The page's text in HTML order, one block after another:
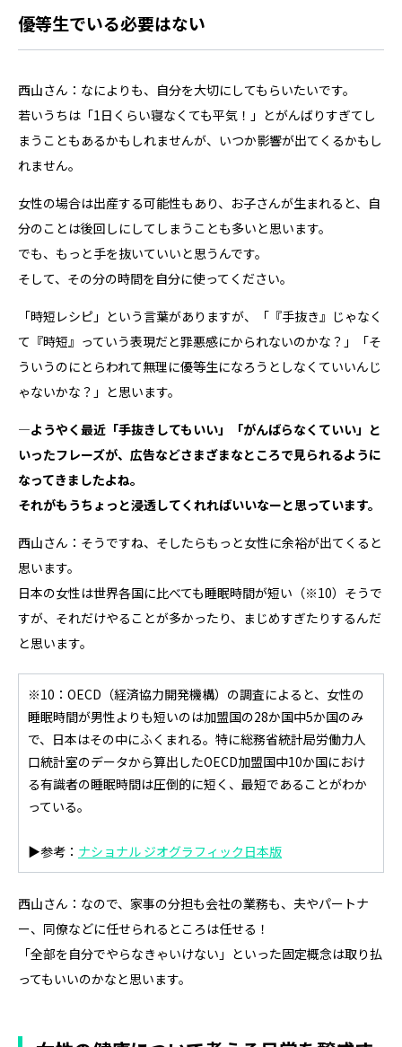
優等生でいる必要はない
西山さん：なによりも、自分を大切にしてもらいたいです。
若いうちは「1日くらい寝なくても平気！」とがんばりすぎてし
まうこともあるかもしれませんが、いつか影響が出てくるかもし
れません。
女性の場合は出産する可能性もあり、お子さんが生まれると、自
分のことは後回しにしてしまうことも多いと思います。
でも、もっと手を抜いていいと思うんです。
そして、その分の時間を自分に使ってください。
「時短レシピ」という言葉がありますが、「『手抜き』じゃなく
て『時短』っていう表現だと罪悪感にかられないのかな？」「そ
ういうのにとらわれて無理に優等生になろうとしなくていいんじ
ゃないかな？」と思います。
―ようやく最近「手抜きしてもいい」「がんばらなくていい」と
いったフレーズが、広告などさまざまなところで見られるように
なってきましたよね。
それがもうちょっと浸透してくれればいいなーと思っています。
西山さん：そうですね、そしたらもっと女性に余裕が出てくると
思います。
日本の女性は世界各国に比べても睡眠時間が短い （※10） そうで
すが、それだけやることが多かったり、まじめすぎたりするんだ
と思います。
※10：OECD（経済協力開発機構）の調査によると、女性の
睡眠時間が男性よりも短いのは加盟国の28か国中5か国のみ
で、日本はその中にふくまれる。特に総務省統計局労働力人
口統計室のデータから算出したOECD加盟国中10か国におけ
る有識者の睡眠時間は圧倒的に短く、最短であることがわか
っている。
▶参考： ナショナル ジオグラフィック日本版
西山さん：なので、家事の分担も会社の業務も、夫やパートナ
ー、同僚などに任せられるところは任せる！
「全部を自分でやらなきゃいけない」といった固定概念は取り払
ってもいいのかなと思います。